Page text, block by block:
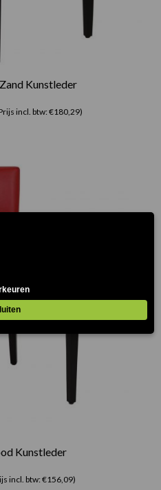
Kunstleder
incl. btw: €180,29)
Kunstleder
incl. btw: €156,09)